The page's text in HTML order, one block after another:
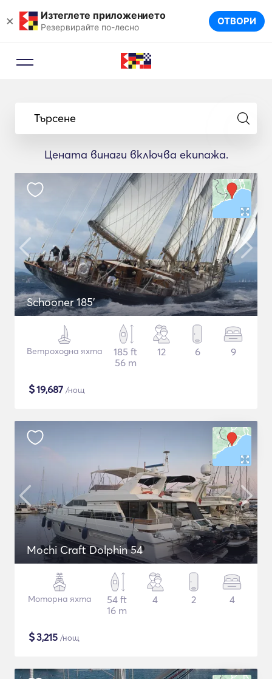
× Изтеглете приложението
Резервирайте по-лесно ОТВОРИ
Търсене
Цената винаги включва екипажа.
Schooner 185'
Ветроходна яхта
185 ft
56 m
12 6 9
$19,687 /нощ
Mochi Craft Dolphin 54
Моторна яхта
54 ft
16 m
4 2 4
$3,215 /нощ